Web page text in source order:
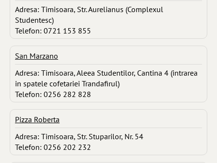
Adresa: Timisoara, Str. Aurelianus (Complexul
Studentesc)
Telefon: 0721 153 855
San Marzano
Adresa: Timisoara, Aleea Studentilor, Cantina 4 (intrarea
in spatele cofetariei Trandafirul)
Telefon: 0256 282 828
Pizza Roberta
Adresa: Timisoara, Str. Stuparilor, Nr. 54
Telefon: 0256 202 232